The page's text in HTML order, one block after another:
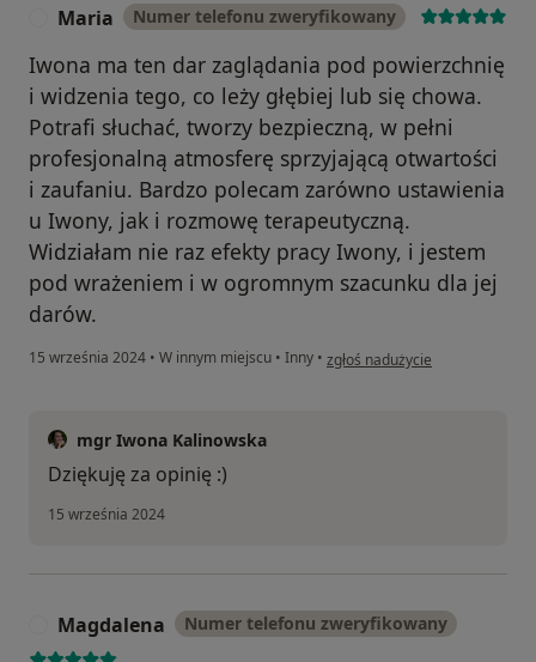
Maria Numer telefonu zweryfikowany
Iwona ma ten dar zaglądania pod powierzchnię
i widzenia tego, co leży głębiej lub się chowa.
Potrafi słuchać, tworzy bezpieczną, w pełni
profesjonalną atmosferę sprzyjającą otwartości
i zaufaniu. Bardzo polecam zarówno ustawienia
u Iwony, jak i rozmowę terapeutyczną.
Widziałam nie raz efekty pracy Iwony, i jestem
pod wrażeniem i w ogromnym szacunku dla jej
darów.
15 września 2024 • W innym miejscu • Inny • w opinii użytkownika Maria
zgłoś nadużycie
mgr Iwona Kalinowska
Dziękuję za opinię :)
15 września 2024
Magdalena Numer telefonu zweryfikowany